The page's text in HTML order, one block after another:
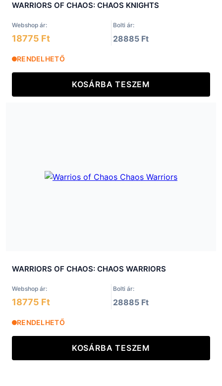
WARRIORS OF CHAOS: CHAOS KNIGHTS
Webshop ár: Bolti ár:
18775 Ft 28885 Ft
RENDELHETŐ
KOSÁRBA TESZEM
WARRIORS OF CHAOS: CHAOS WARRIORS
Webshop ár: Bolti ár:
18775 Ft 28885 Ft
RENDELHETŐ
KOSÁRBA TESZEM